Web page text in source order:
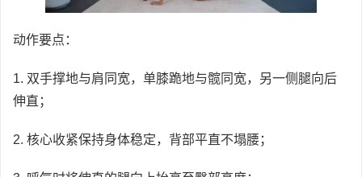
动作要点：
1. 双手撑地与肩同宽，单膝跪地与髋同宽，另一侧腿向后
伸直；
2. 核心收紧保持身体稳定，背部平直不塌腰；